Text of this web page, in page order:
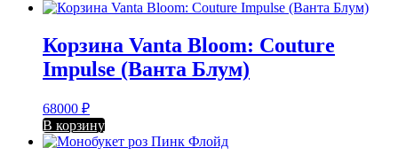
Корзина Vanta Bloom: Couture
Impulse (Ванта Блум)
68000 ₽
В корзину